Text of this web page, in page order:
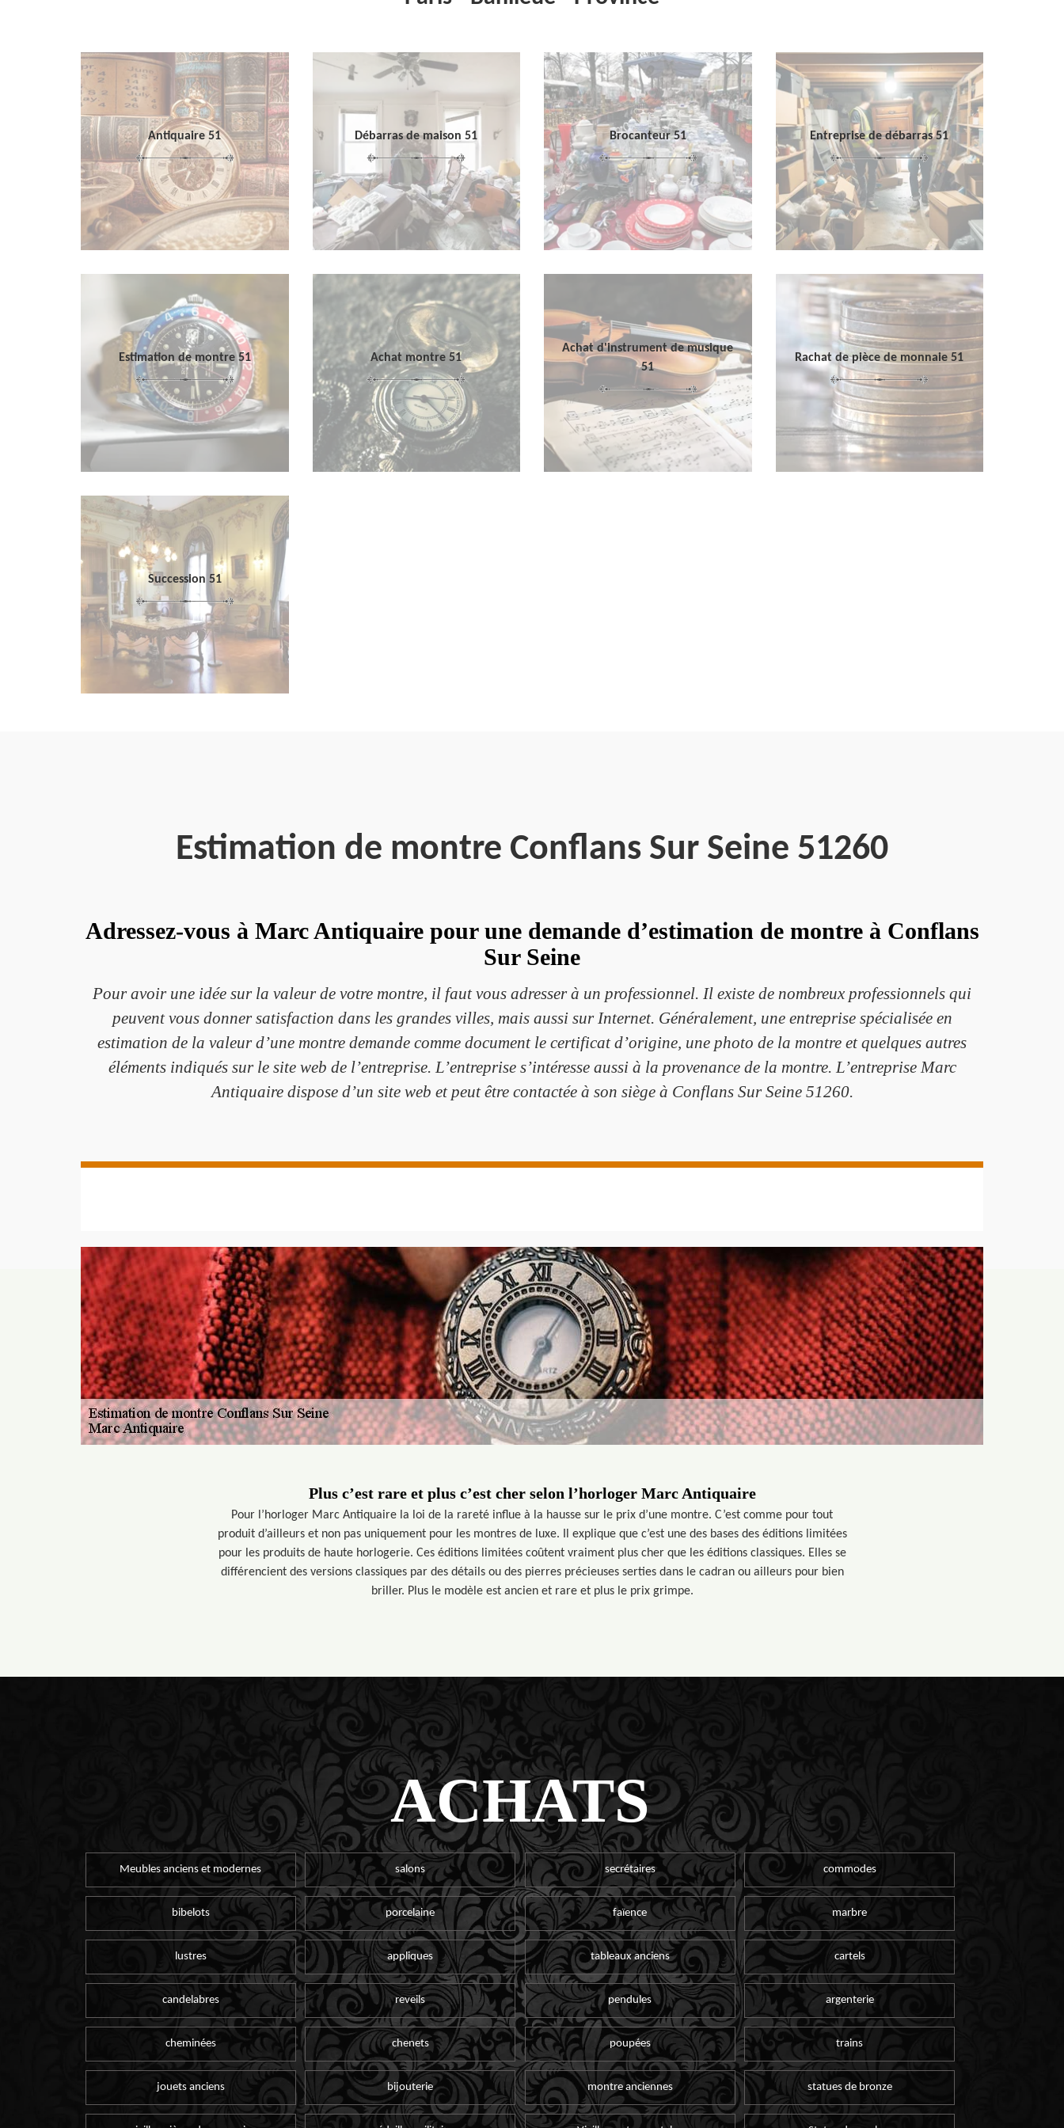
Antiquaire 51 Débarras de maison 51 Brocanteur 51 Entreprise de débarras 51
Estimation de montre 51 Achat montre 51
Achat d'instrument de musique
51
Rachat de pièce de monnaie 51
Succession 51
Estimation de montre Conflans Sur Seine 51260
Adressez-vous à Marc Antiquaire pour une demande d’estimation de montre à Conflans
Sur Seine
Pour avoir une idée sur la valeur de votre montre, il faut vous adresser à un professionnel. Il existe de nombreux professionnels qui
peuvent vous donner satisfaction dans les grandes villes, mais aussi sur Internet. Généralement, une entreprise spécialisée en
estimation de la valeur d’une montre demande comme document le certificat d’origine, une photo de la montre et quelques autres
éléments indiqués sur le site web de l’entreprise. L’entreprise s’intéresse aussi à la provenance de la montre. L’entreprise Marc
Antiquaire dispose d’un site web et peut être contactée à son siège à Conflans Sur Seine 51260.
Plus c’est rare et plus c’est cher selon l’horloger Marc Antiquaire
Pour l’horloger Marc Antiquaire la loi de la rareté influe à la hausse sur le prix d’une montre. C’est comme pour tout
produit d’ailleurs et non pas uniquement pour les montres de luxe. Il explique que c’est une des bases des éditions limitées
pour les produits de haute horlogerie. Ces éditions limitées coûtent vraiment plus cher que les éditions classiques. Elles se
différencient des versions classiques par des détails ou des pierres précieuses serties dans le cadran ou ailleurs pour bien
briller. Plus le modèle est ancien et rare et plus le prix grimpe.
ACHATS
Meubles anciens et modernes salons secrétaires commodes
bibelots porcelaine faïence marbre
lustres appliques tableaux anciens cartels
candelabres reveils pendules argenterie
cheminées chenets poupées trains
jouets anciens bijouterie montre anciennes statues de bronze